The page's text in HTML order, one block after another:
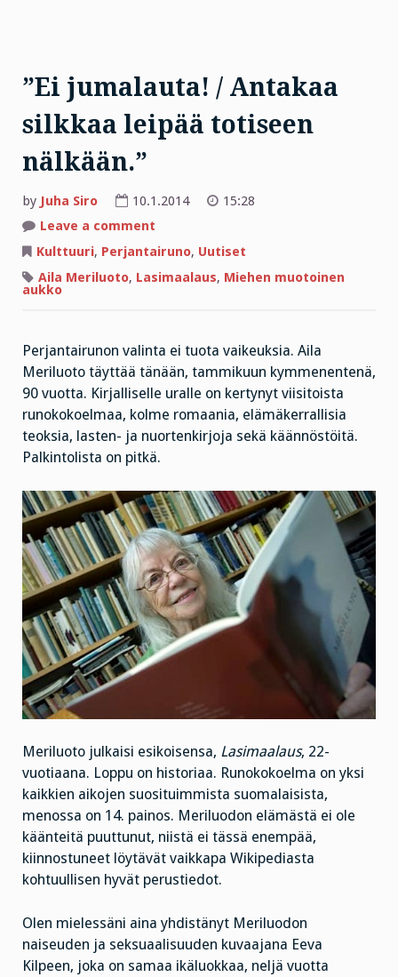
”Ei jumalauta! / Antakaa
silkkaa leipää totiseen
nälkään.”
by Juha Siro 10.1.2014
15:28
Leave a comment
jumalauta!
Antakaa
Kulttuuri, Perjantairuno, Uutiset
Aila Meriluoto, Lasimaalaus, Miehen muotoinen
aukko
Perjantairunon valinta ei tuota vaikeuksia. Aila
Meriluoto täyttää tänään, tammikuun kymmenentenä,
90 vuotta. Kirjalliselle uralle on kertynyt viisitoista
runokokoelmaa, kolme romaania, elämäkerrallisia
teoksia, lasten- ja nuortenkirjoja sekä käännöstöitä.
Palkintolista on pitkä.
Meriluoto julkaisi esikoisensa, Lasimaalaus, 22-
vuotiaana. Loppu on historiaa. Runokokoelma on yksi
kaikkien aikojen suosituimmista suomalaisista,
menossa on 14. painos. Meriluodon elämästä ei ole
käänteitä puuttunut, niistä ei tässä enempää,
kiinnostuneet löytävät vaikkapa Wikipediasta
kohtuullisen hyvät perustiedot.
Olen mielessäni aina yhdistänyt Meriluodon
naiseuden ja seksuaalisuuden kuvaajana Eeva
Kilpeen, joka on samaa ikäluokkaa, neljä vuotta